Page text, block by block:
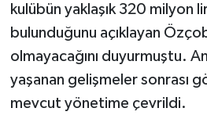
kulübün yaklaşık 320 milyon
bulunduğunu açıklayan
olmayacağını duyurmuştu.
yaşanan gelişmeler sonrası
mevcut yönetime çevrildi.